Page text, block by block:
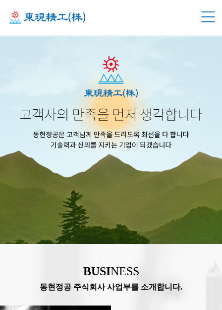
BUSINESS
동현정공 주식회사 사업부를 소개합니다.